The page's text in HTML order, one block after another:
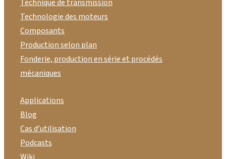
Technique de transmission
Technologie des moteurs
Composants
Production selon plan
Fonderie, production en série et procédés
mécaniques
Applications
Blog
Cas d’utilisation
Podcasts
Wiki